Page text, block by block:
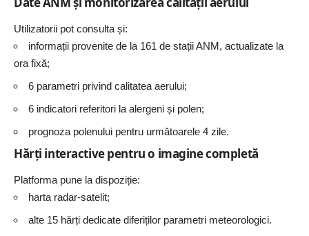
Utilizatorii pot consulta și:
informații provenite de la 161 de stații ANM, actualizate la
ora fixă;
6 parametri privind calitatea aerului;
6 indicatori referitori la alergeni și polen;
prognoza polenului pentru următoarele 4 zile.
Hărți interactive pentru o imagine completă
Platforma pune la dispoziție:
harta radar-satelit;
alte 15 hărți dedicate diferiților parametri meteorologici.